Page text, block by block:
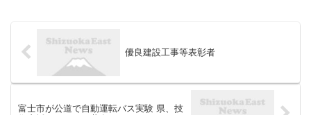
容疑で逮捕した。
優良建設工事等表彰者
富士市が公道で自動運転バス実験 県、技